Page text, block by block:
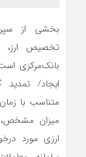
بخشی از
تخصیص ارز،
بانک‌مرکزی
ایجاد‌‌/
متناسب با
میزان مشخص،
ارزی مورد